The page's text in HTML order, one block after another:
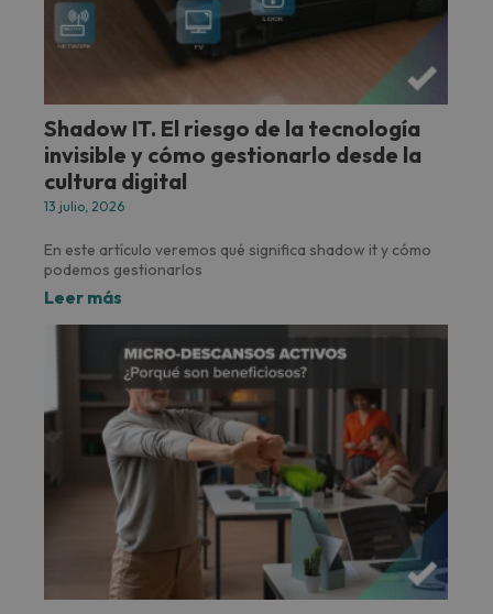
Shadow IT. El riesgo de la tecnología
invisible y cómo gestionarlo desde la
cultura digital
13 julio, 2026
En este artículo veremos qué significa shadow it y cómo
podemos gestionarlos
Leer más